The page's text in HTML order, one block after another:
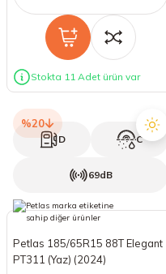
Stokta 11 Adet ürün var
%20
D C
69dB
Petlas 185/65R15 88T Elegant
PT311 (Yaz) (2024)